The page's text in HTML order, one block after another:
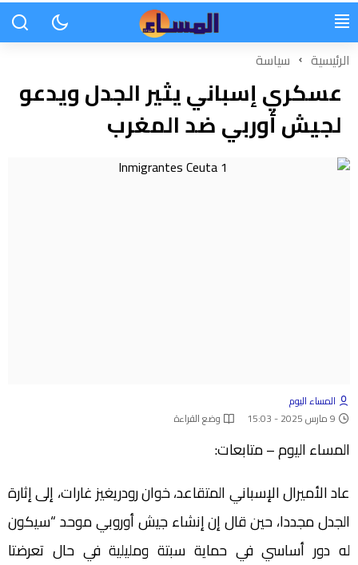
الرئيسية سياسة
عسكري إسباني يثير الجدل ويدعو
لجيش أوربي ضد المغرب
المساء اليوم
9 مارس 2025 - 15:03
وضع القراءة
المساء اليوم – متابعات:
عاد الأميرال الإسباني المتقاعد، خوان رودريغيز غارات، إلى إثارة
الجدل مجددا، حين قال إن إنشاء جيش أوروبي موحد “سيكون
له دور أساسي في حماية سبتة ومليلية في حال تعرضتا